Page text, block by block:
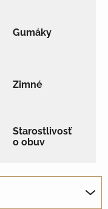
Gumáky
Zimné
Starostlivosť
o obuv